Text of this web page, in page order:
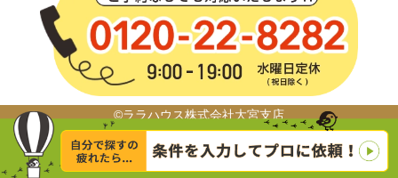
©ララハウス株式会社大宮支店